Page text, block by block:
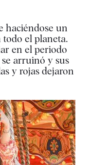
haciéndose un
el planeta.
en el periodo
arruinó y sus
y rojas dejaron